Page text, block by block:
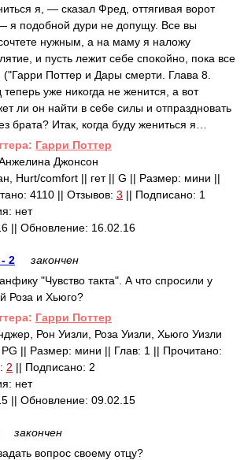
я, — сказал Фред, оттягивая ворот
я подобной дури не допущу. Все вы
нужным, а на маму я наложу
и пусть лежит себе спокойно, пока все
("Гарри Поттер и Дары смерти. Глава 8.
уже никогда не женится, а вот
ли он найти в себе силы и отпраздновать
брата? Итак, когда буду жениться я…
Гарри Поттер
Джонсон
Hurt/comfort || гет || G || Размер: мини ||
4110 || Отзывов: 3 || Подписано: 1
нет
|| Обновление: 16.02.16
2
закончен
"Чувство такта". А что спросили у
Роза и Хьюго?
Гарри Поттер
Рон Уизли, Роза Уизли, Хьюго Уизли
|| Размер: мини || Глав: 1 || Прочитано:
2 || Подписано: 2
нет
|| Обновление: 09.02.15
закончен
вопрос своему отцу?